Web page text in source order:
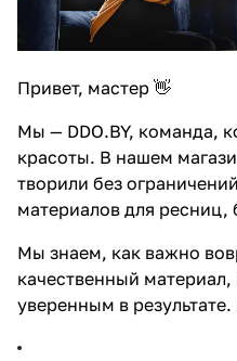
Привет, мастер 👋
Мы — DDO.BY, команда,
красоты. В нашем
творили без
материалов для
Мы знаем, как важно
качественный
уверенным в